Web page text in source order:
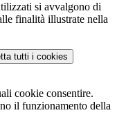
si avvalgono di
finalità illustrate nella
tutti i cookies
cookie consentire.
il funzionamento della